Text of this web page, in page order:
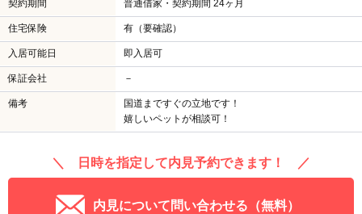
契約期間 普通借家・契約期間 24ヶ月
住宅保険 有（要確認）
入居可能日 即入居可
保証会社 －
備考
国道まですぐの立地です！
嬉しいペットが相談可！
＼ 日時を指定して内見予約できます！ ／
内見について問い合わせる（無料）